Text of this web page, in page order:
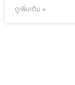
ดูเพิ่มเติม »